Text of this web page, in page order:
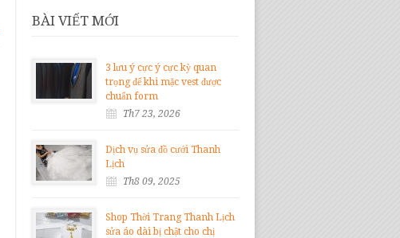
BÀI VIẾT MỚI
3 lưu ý cực ý cực kỳ quan
trọng để khi mặc vest được
chuẩn form
Th7 23, 2026
Dịch vụ sửa đồ cưới Thanh
Lịch
Th8 09, 2025
Shop Thời Trang Thanh Lịch
sửa áo dài bị chật cho chị